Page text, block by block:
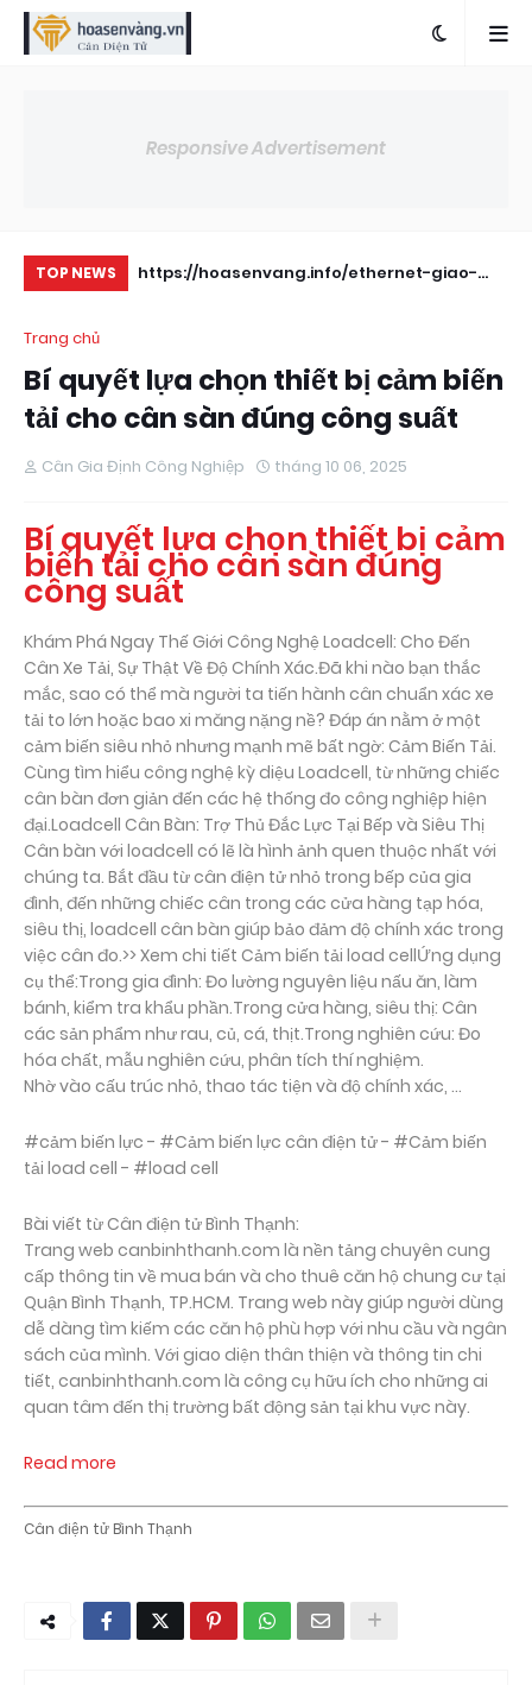
Responsive Advertisement
TOP NEWS
shear
https://hoasenvang.info/ethernet-giao-
Trang chủ
Bí quyết lựa chọn thiết bị cảm biến
tải cho cân sàn đúng công suất
Cân Gia Định Công Nghiệp tháng 10 06, 2025
Bí quyết lựa chọn thiết bị cảm
biến tải cho cân sàn đúng
công suất
Khám Phá Ngay Thế Giới Công Nghệ Loadcell: Cho Đến
Cân Xe Tải, Sự Thật Về Độ Chính Xác.Đã khi nào bạn thắc
mắc, sao có thể mà người ta tiến hành cân chuẩn xác xe
tải to lớn hoặc bao xi măng nặng nề? Đáp án nằm ở một
cảm biến siêu nhỏ nhưng mạnh mẽ bất ngờ: Cảm Biến Tải.
Cùng tìm hiểu công nghệ kỳ diệu Loadcell, từ những chiếc
cân bàn đơn giản đến các hệ thống đo công nghiệp hiện
đại.Loadcell Cân Bàn: Trợ Thủ Đắc Lực Tại Bếp và Siêu Thị
Cân bàn với loadcell có lẽ là hình ảnh quen thuộc nhất với
chúng ta. Bắt đầu từ cân điện tử nhỏ trong bếp của gia
đình, đến những chiếc cân trong các cửa hàng tạp hóa,
siêu thị, loadcell cân bàn giúp bảo đảm độ chính xác trong
việc cân đo.>> Xem chi tiết Cảm biến tải load cellỨng dụng
cụ thể:Trong gia đình: Đo lường nguyên liệu nấu ăn, làm
bánh, kiểm tra khẩu phần.Trong cửa hàng, siêu thị: Cân
các sản phẩm như rau, củ, cá, thịt.Trong nghiên cứu: Đo
hóa chất, mẫu nghiên cứu, phân tích thí nghiệm.
Nhờ vào cấu trúc nhỏ, thao tác tiện và độ chính xác, ...
#cảm biến lực - #Cảm biến lực cân điện tử - #Cảm biến
tải load cell - #load cell
Bài viết từ Cân điện tử Bình Thạnh:
Trang web canbinhthanh.com là nền tảng chuyên cung
cấp thông tin về mua bán và cho thuê căn hộ chung cư tại
Quận Bình Thạnh, TP.HCM. Trang web này giúp người dùng
dễ dàng tìm kiếm các căn hộ phù hợp với nhu cầu và ngân
sách của mình. Với giao diện thân thiện và thông tin chi
tiết, canbinhthanh.com là công cụ hữu ích cho những ai
quan tâm đến thị trường bất động sản tại khu vực này.
Read more
Cân điện tử Bình Thạnh